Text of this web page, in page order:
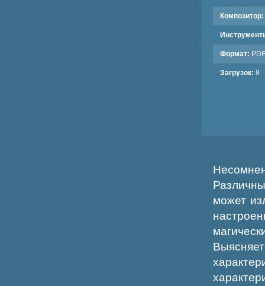
Композитор:
Формат: PDF
Загрузок: 8
может